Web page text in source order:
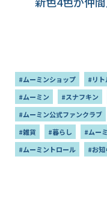
#ムーミンショップ #リト
#ムーミン
#スナフキン
#ムーミン公式ファンクラブ
#雑貨
#暮らし #ムー
#ムーミントロール
#お知